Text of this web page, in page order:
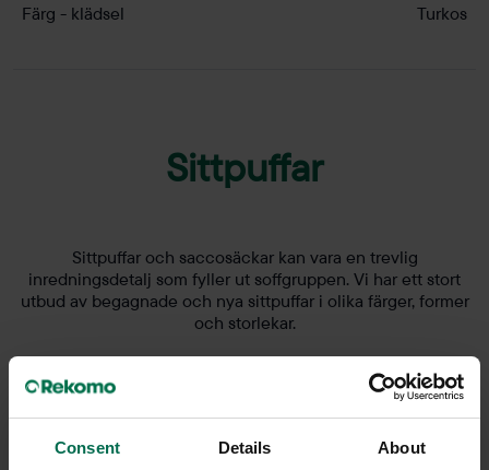
Consent Details About
Färg - klädsel
Turkos
Sittpuffar
Sittpuffar och saccosäckar kan vara en trevlig
inredningsdetalj som fyller ut soffgruppen. Vi har ett stort
utbud av begagnade och nya sittpuffar i olika färger, former
och storlekar.